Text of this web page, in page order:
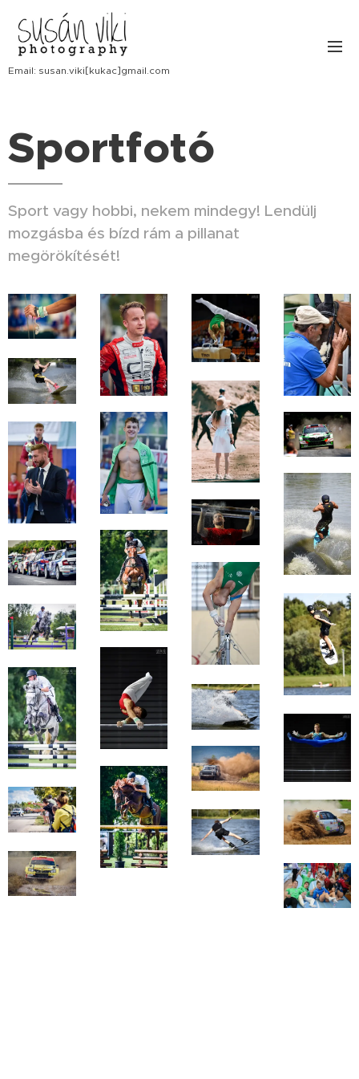
Email: susan.viki[kukac]gmail.com
Sportfotó
Sport vagy hobbi, nekem mindegy! Lendülj
mozgásba és bízd rám a pillanat
megörökítését!